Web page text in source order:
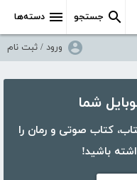
دسته‌ها جستجو
ورود / ثبت نام
کتابراه، بیش از ۵۰،۰۰۰ کتاب، کتاب صوتی و رمان را
باشید!